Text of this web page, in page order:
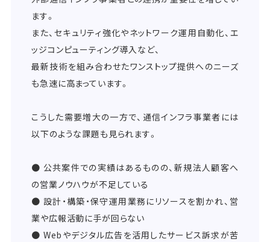
ます。
また、セキュリティ強化やネットワーク運用自動化、エ
ッジコンピューティング導入など、
最新技術を組み合わせたワンストップ提供へのニーズ
も急速に高まっています。
こうした需要増大の一方で、通信インフラ事業者には
以下のような課題も見られます。
● 公共案件での実績はあるものの、新規法人顧客へ
の営業ノウハウが不足している
● 設計・構築・保守運用業務にリソースを割かれ、営
業や広報活動に手が回らない
● Webやデジタル広告を活用したサービス訴求が苦